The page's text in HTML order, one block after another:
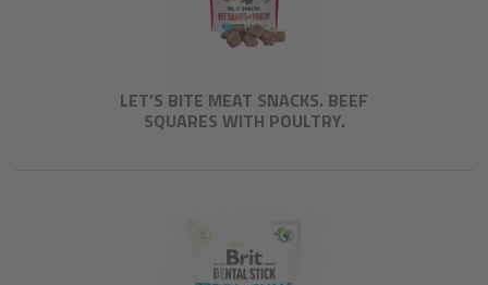
LET’S BITE MEAT SNACKS. BEEF
SQUARES WITH POULTRY.